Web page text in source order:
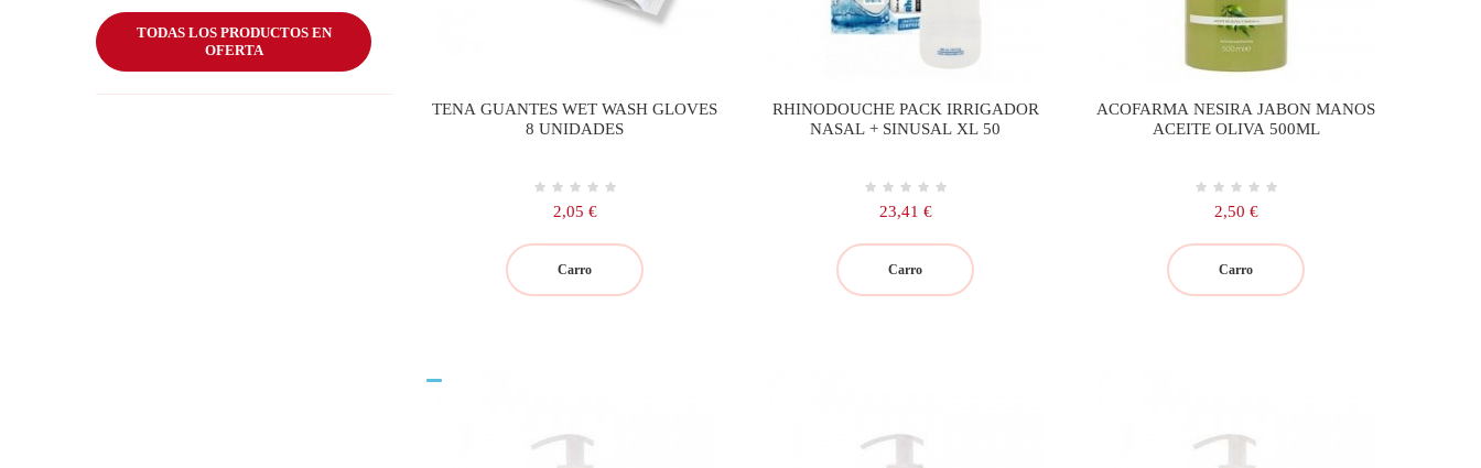
KG
TODAS LOS PRODUCTOS EN
OFERTA
TENA GUANTES WET WASH GLOVES
8 UNIDADES
Precio
2,05 €
Carro
RHINODOUCHE PACK IRRIGADOR
NASAL + SINUSAL XL 50
Precio
23,41 €
Carro
ACOFARMA NESIRA JABON MANOS
ACEITE OLIVA 500ML
Precio
2,50 €
Carro